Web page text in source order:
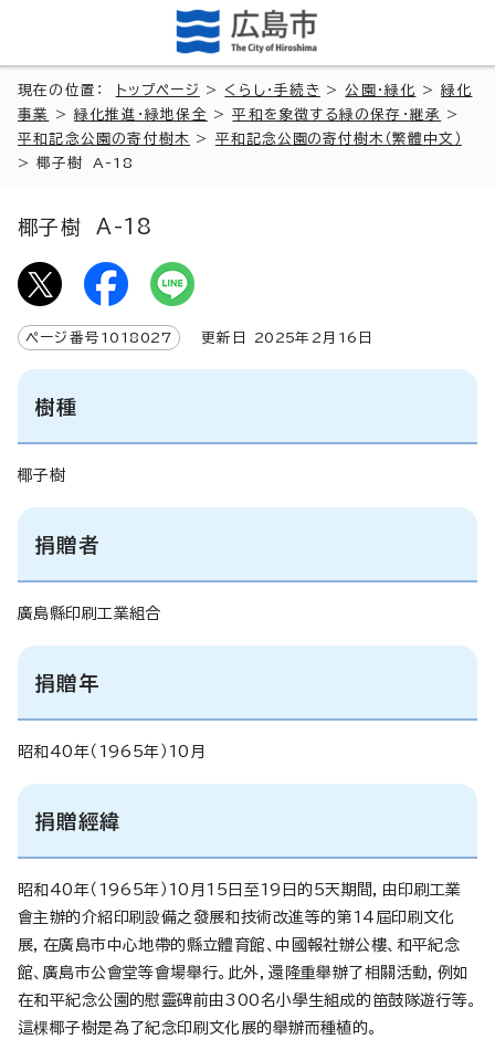
現在の位置： トップページ > くらし・手続き >公園・緑化 >緑化
事業
>緑化推進・緑地保全 >平和を象徴する緑の保存・継承
>
平和記念公園の寄付樹木
> 平和記念公園の寄付樹木（繁體中文）
>椰子樹 A-18
椰子樹 A-18
ページ番号 1018027 更新日 2025年2月 16 日
樹種
椰子樹
捐贈者
廣島縣印刷工業組合
捐贈年
昭和40年（1965年）10月
捐贈經緯
昭和40年（1965年）10月15日至19日的5天期間，由印刷工業
會主辦的介紹印刷設備之發展和技術改進等的第14屆印刷文化
展，在廣島市中心地帶的縣立體育館、中國報社辦公樓、和平紀念
館、廣島市公會堂等會場舉行。此外，還隆重舉辦了相關活動，例如
在和平紀念公園的慰靈碑前由300名小學生組成的笛鼓隊遊行等。
這棵椰子樹是為了紀念印刷文化展的舉辦而種植的。